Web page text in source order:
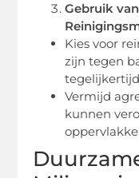
Gebruik
Kies voor
zijn tegen
Vermijd
kunnen